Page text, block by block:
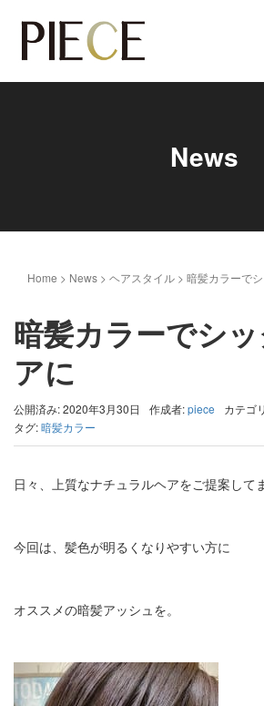
News
Home > News > ヘアスタイル > 暗髪カラーで
暗髪カラーでシ
アに
公開済み: 2020年3月30日 作成者:piece カテゴ
タグ:暗髪カラー
日々、上質なナチュラルヘアをご提案して
今回は、髪色が明るくなりやすい方に
オススメの暗髪アッシュを。